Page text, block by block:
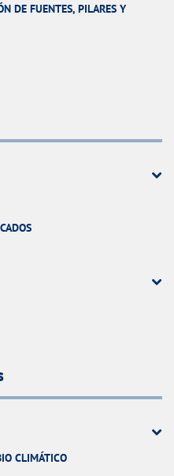
DE FUENTES, PILARES Y
CLIMÁTICO